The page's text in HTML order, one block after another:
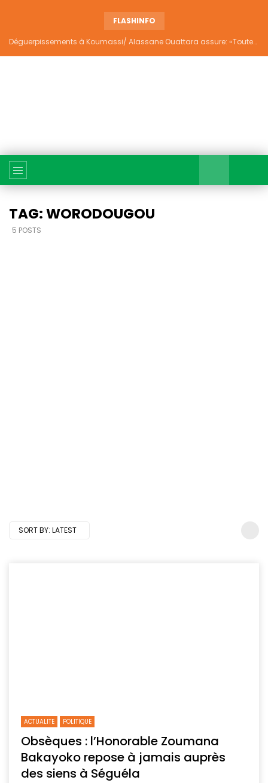
FLASHINFO
Déguerpissements à Koumassi/ Alassane Ouattara assure: «Toutes les responsabilités seront établies et elles donneront lieu aux sanctions prévues par la loi»
TAG: WORODOUGOU
5 POSTS
SORT BY: LATEST
ACTUALITE POLITIQUE
Obsèques : l’Honorable Zoumana
Bakayoko repose à jamais auprès
des siens à Séguéla